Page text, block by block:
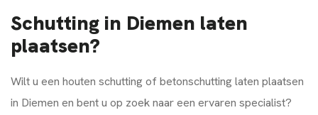
Schutting in Diemen laten
plaatsen?
Wilt u een houten schutting of betonschutting laten plaatsen
in Diemen en bent u op zoek naar een ervaren specialist?